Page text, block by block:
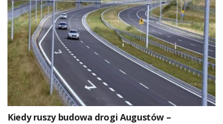
Kiedy ruszy budowa drogi Augustów –